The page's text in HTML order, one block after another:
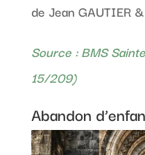
de Jean GAUTIER
Source : BMS
15/209)
Abandon